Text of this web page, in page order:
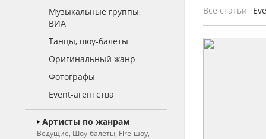
Музыкальные группы,
ВИА
Танцы, шоу-балеты
Оригинальный жанр
Фотографы
Event-агентства
Артисты по жанрам
Ведущие, Шоу-балеты, Fire-шоу,
Все статьи